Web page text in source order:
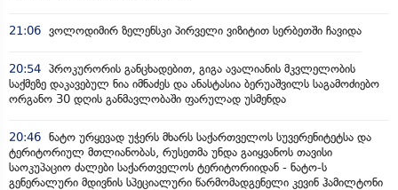
21:06 ვოლოდიმირ ზელენსკი პირველი ვიზიტით სერბეთში ჩავიდა
20:54 პროკურორის განცხადებით, გიგა ავალიანის მკვლელობის
საქმეზე დაკავებულ ნია იმნაძეს და ანასტასია ბერუაშვილს საგამოძიებო
ორგანო 30 დღის განმავლობაში ფარულად უსმენდა
20:46 ნატო ურყევად უჭერს მხარს საქართველოს სუვერენიტეტსა და
ტერიტორიულ მთლიანობას, რუსეთმა უნდა გაიყვანოს თავისი
საოკუპაციო ძალები საქართველოს ტერიტორიიდან - ნატო-ს
გენერალური მდივნის სპეციალური წარმომადგენელი კევინ ჰამილტონი